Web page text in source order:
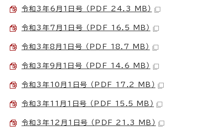
令和3年6月1日号 （PDF 24.3 MB）
令和3年7月1日号 （PDF 16.5 MB）
令和3年8月1日号 （PDF 18.7 MB）
令和3年9月1日号 （PDF 14.6 MB）
令和3年10月1日号 （PDF 17.2 MB）
令和3年11月1日号 （PDF 15.5 MB）
令和3年12月1日号 （PDF 21.3 MB）